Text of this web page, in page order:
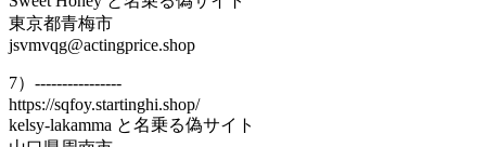
東京都青梅市
jsvmvqg@actingprice.shop
7）----------------
https://sqfoy.startinghi.shop/
kelsy-lakamma と名乗る偽サイト